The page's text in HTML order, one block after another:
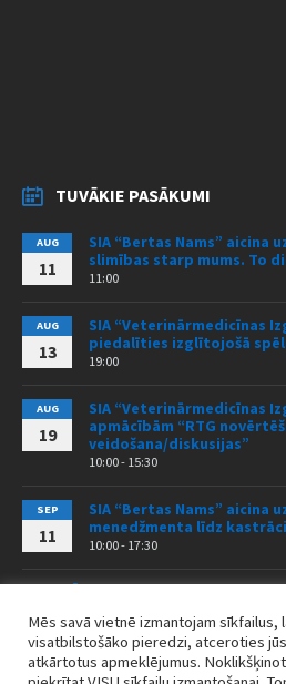
TUVĀKIE PASĀKUMI
AUG
11
SIA “Bertas Nams” aicina
slimības starp mums. To
11:00
AUG
13
SIA “Veterinārmedicīnas
piedalīties izglītojošā
19:00
AUG
19
SIA “Veterinārmedicīnas
apmācībām “RTG
veidošana/diskusijas”
10:00 - 15:30
SEP
11
SIA “Bertas Nams” aicina
menedžmenta līdz
10:00 - 17:30
VISI PASĀKUMI
Mēs savā vietnē izmantojam sīkfailus,
visatbilstošāko pieredzi, atceroties
atkārtotus apmeklējumus.